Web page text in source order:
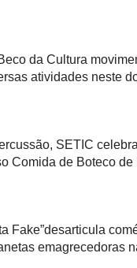
da Cultura
atividades neste
SETIC
Comida de Boteco de
Fake”desarticula
emagrecedoras